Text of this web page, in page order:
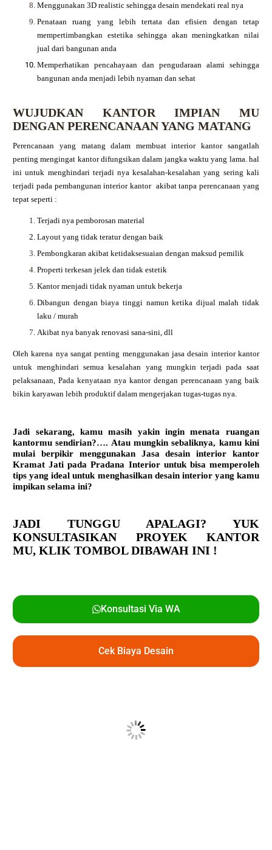
Menggunakan 3D realistic sehingga desain mendekati real nya
Penataan ruang yang lebih tertata dan efisien dengan tetap
mempertimbangkan estetika sehingga akan meningkatkan nilai
jual dari bangunan anda
Memperhatikan pencahayaan dan pengudaraan alami sehingga
bangunan anda menjadi lebih nyaman dan sehat
WUJUDKAN KANTOR IMPIAN MU
DENGAN PERENCANAAN YANG MATANG
Perencanaan yang matang dalam membuat interior kantor sangatlah
penting mengingat kantor difungsikan dalam jangka waktu yang lama. hal
ini untuk menghindari terjadi nya kesalahan-kesalahan yang sering kali
terjadi pada pembangunan interior kantor akibat tanpa perencanaan yang
tepat seperti :
Terjadi nya pemborosan material
Layout yang tidak teratur dengan baik
Pembongkaran akibat ketidaksesuaian dengan maksud pemilik
Properti terkesan jelek dan tidak estetik
Kantor menjadi tidak nyaman untuk bekerja
Dibangun dengan biaya tinggi namun ketika dijual malah tidak
laku / murah
Akibat nya banyak renovasi sana-sini, dll
Oleh karena nya sangat penting menggunakan jasa desain interior kantor
untuk menghindari semua kesalahan yang mungkin terjadi pada saat
pelaksanaan, Pada kenyataan nya kantor dengan perencanaan yang baik
bikin karyawan lebih produktif dalam mengerjakan tugas-tugas nya.
Jadi sekarang, kamu masih yakin ingin menata ruangan
kantormu sendirian?…. Atau mungkin sebaliknya, kamu kini
mulai berpikir menggunakan Jasa desain interior kantor
Kramat Jatipada Pradana Interior untuk bisa memperoleh
tips yang ideal untuk menghasilkan desain interior yang kamu
impikan selama ini?
JADI TUNGGU APALAGI? YUK
KONSULTASIKAN PROYEK KANTOR
MU,KLIK TOMBOL DIBAWAH INI !
Konsultasi Via WA
Cek Biaya Desain